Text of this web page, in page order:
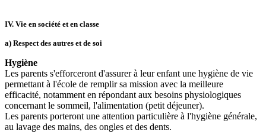
IV. Vie en société et en classe
a) Respect des autres et de soi
Hygiène
Les parents s'efforceront d'assurer à leur enfant une hygiène de vie
permettant à l'école de remplir sa mission avec la meilleure
efficacité, notamment en répondant aux besoins physiologiques
concernant le sommeil, l'alimentation (petit déjeuner).
Les parents porteront une attention particulière à l'hygiène générale,
au lavage des mains, des ongles et des dents.